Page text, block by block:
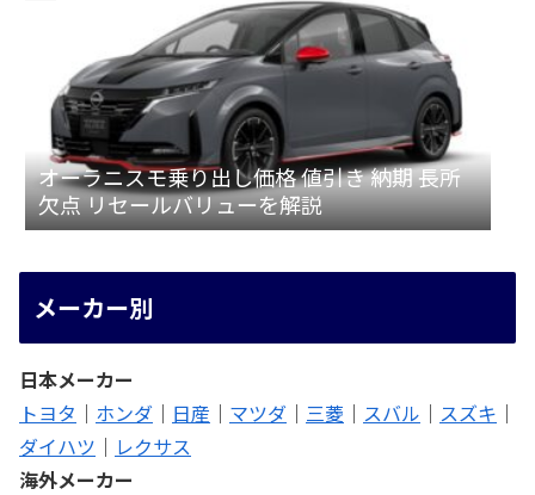
オーラニスモ乗り出し価格 値引き 納期 長所
欠点 リセールバリューを解説
メーカー別
日本メーカー
トヨタ ｜ ホンダ ｜ 日産 ｜ マツダ ｜ 三菱 ｜ スバル ｜ スズキ ｜
ダイハツ ｜ レクサス
海外メーカー